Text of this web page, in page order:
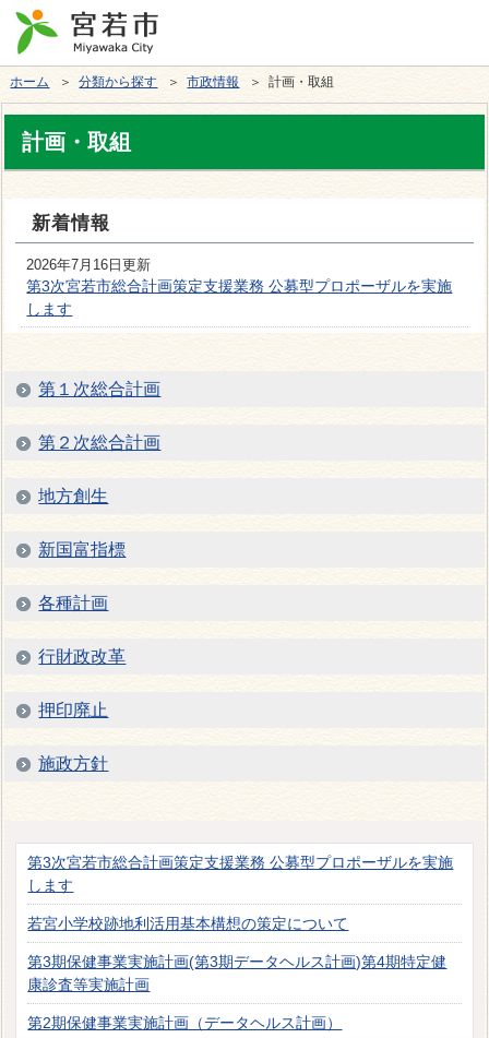
ホーム ＞分類から探す ＞市政情報 ＞ 計画・取組
計画・取組
新着情報
2026年7月16日更新
第3次宮若市総合計画策定支援業務 公募型プロポーザルを実施
します
第１次総合計画
第２次総合計画
地方創生
新国富指標
各種計画
行財政改革
押印廃止
施政方針
第3次宮若市総合計画策定支援業務 公募型プロポーザルを実施
します
若宮小学校跡地利活用基本構想の策定について
第3期保健事業実施計画(第3期データヘルス計画)第4期特定健
康診査等実施計画
第2期保健事業実施計画（データヘルス計画）